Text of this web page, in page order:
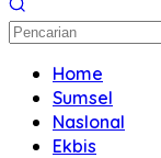
Home
Sumsel
NasIonal
Ekbis